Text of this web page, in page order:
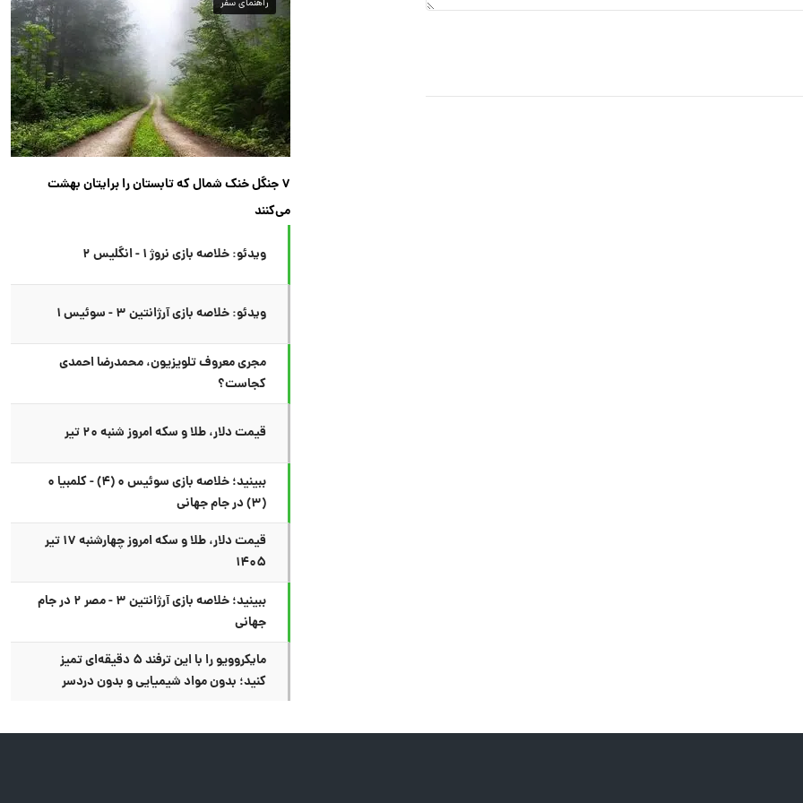
راهنمای سفر
۷ جنگل خنک شمال که تابستان را برایتان بهشت
می‌کنند
ویدئو: خلاصه بازی نروژ ۱ - انگلیس ۲
ویدئو: خلاصه بازی آرژانتین ۳ - سوئیس ۱
مجری معروف تلویزیون، محمدرضا احمدی
کجاست؟
قیمت دلار، طلا و سکه امروز شنبه ۲۰ تیر
ببینید؛ خلاصه بازی سوئیس ۰ (۴) - کلمبیا ۰
(۳) در جام جهانی
قیمت دلار، طلا و سکه امروز چهارشنبه ۱۷ تیر
۱۴۰۵
ببینید؛ خلاصه بازی آرژانتین ۳ - مصر ۲ در جام
جهانی
مایکروویو را با این ترفند ۵ دقیقه‌ای تمیز
کنید؛ بدون مواد شیمیایی و بدون دردسر